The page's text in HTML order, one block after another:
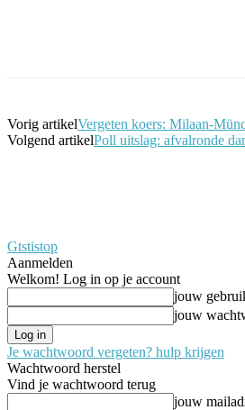
Vorig artikelVergeten koers: Milaan-
Volgend artikelPoll uitslag: afvalronde
Gtstistop
Aanmelden
Welkom! Log in op je account
jouw
jouw
Je wachtwoord vergeten? hulp krijgen
Wachtwoord herstel
Vind je wachtwoord terug
jouw